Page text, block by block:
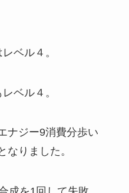
ベル４。
ベル４。
ナジー9消費分歩い
りました。